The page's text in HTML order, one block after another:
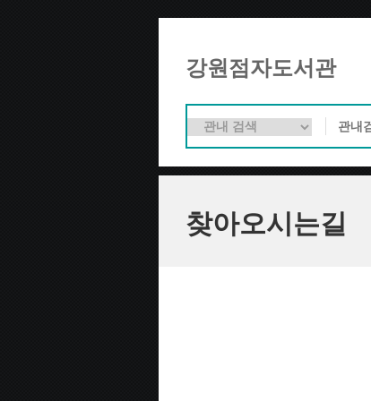
강원점자도서관
찾아오시는길